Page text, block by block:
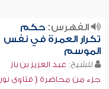
الفهرس:حكم
تكرار العمرة في نفس
الموسم
للشيخ: عبد العزيز بن باز
جزء من محاضرة ( فتاوى نور